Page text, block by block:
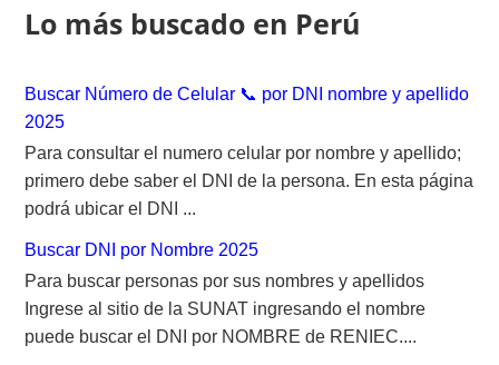
Lo más buscado en Perú
Buscar Número de Celular 📞 por DNI nombre y apellido
2025
Para consultar el numero celular por nombre y apellido;
primero debe saber el DNI de la persona. En esta página
podrá ubicar el DNI ...
Buscar DNI por Nombre 2025
Para buscar personas por sus nombres y apellidos
Ingrese al sitio de la SUNAT ingresando el nombre
puede buscar el DNI por NOMBRE de RENIEC....